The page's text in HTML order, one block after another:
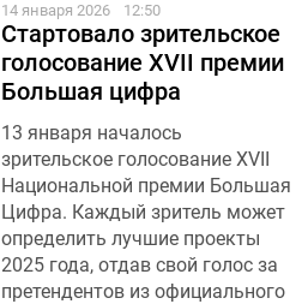
14 января 2026 12:50
Стартовало зрительское
голосование XVII премии
Большая цифра
13 января началось
зрительское голосование XVII
Национальной премии Большая
Цифра. Каждый зритель может
определить лучшие проекты
2025 года, отдав свой голос за
претендентов из официального